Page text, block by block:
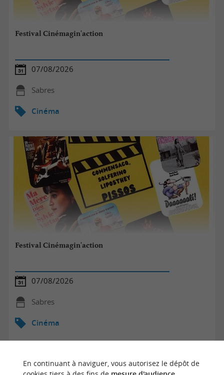
Festival Cinémagin'action
07/08/2026
Sabres
Cinéma
Festival Cinémagin'action
07/08/2026
Sabres
Cinéma
En continuant à naviguer, vous autorisez le dépôt de